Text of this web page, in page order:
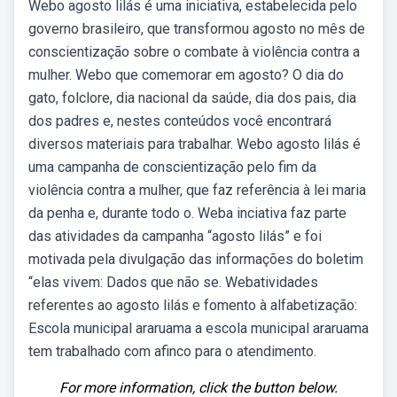
Webo agosto lilás é uma iniciativa, estabelecida pelo
governo brasileiro, que transformou agosto no mês de
conscientização sobre o combate à violência contra a
mulher. Webo que comemorar em agosto? O dia do
gato, folclore, dia nacional da saúde, dia dos pais, dia
dos padres e, nestes conteúdos você encontrará
diversos materiais para trabalhar. Webo agosto lilás é
uma campanha de conscientização pelo fim da
violência contra a mulher, que faz referência à lei maria
da penha e, durante todo o. Weba inciativa faz parte
das atividades da campanha “agosto lilás” e foi
motivada pela divulgação das informações do boletim
“elas vivem: Dados que não se. Webatividades
referentes ao agosto lilás e fomento à alfabetização:
Escola municipal araruama a escola municipal araruama
tem trabalhado com afinco para o atendimento.
For more information, click the button below.